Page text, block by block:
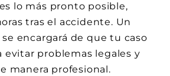
lo más pronto posible,
tras el accidente. Un
encargará de que tu caso
problemas legales y
manera profesional.